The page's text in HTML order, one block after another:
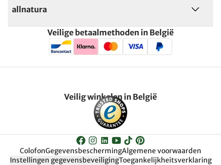
allnatura
Veilige betaalmethoden in België
Veilig winkelen in België
ColofonGegevensbeschermingAlgemene voorwaarden
Instellingen gegevensbeveiligingToegankelijkheitsverklaring